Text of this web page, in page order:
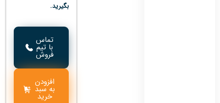
بگیرید.
تماس
با تیم
فروش
افزودن
به سبد
خرید